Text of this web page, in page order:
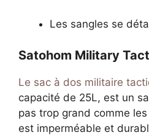
Les sangles se
Satohom Military
Le sac à dos militaire
capacité de 25L, est un
pas trop grand comme
est imperméable et